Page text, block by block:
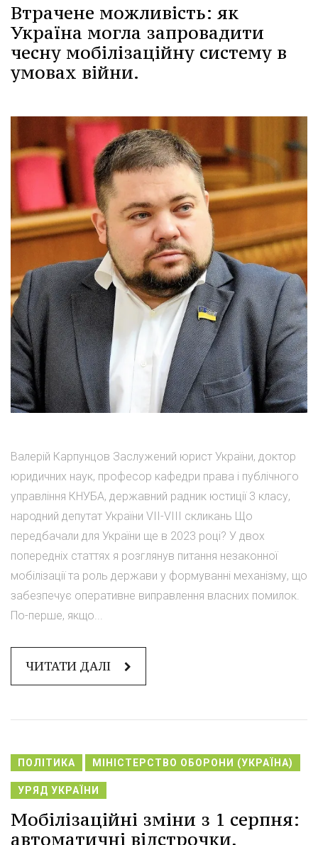
Втрачене можливість: як
Україна могла запровадити
чесну мобілізаційну систему в
умовах війни.
Валерій Карпунцов Заслужений юрист України, доктор
юридичних наук, професор кафедри права і публічного
управління КНУБА, державний радник юстиції 3 класу,
народний депутат України VII-VIII скликань Що
передбачали для України ще в 2023 році? У двох
попередніх статтях я розглянув питання незаконної
мобілізації та роль держави у формуванні механізму, що
забезпечує оперативне виправлення власних помилок.
По-перше, якщо...
ЧИТАТИ ДАЛІ
ПОЛІТИКА МІНІСТЕРСТВО ОБОРОНИ (УКРАЇНА)
УРЯД УКРАЇНИ
Мобілізаційні зміни з 1 серпня:
автоматичні відстрочки,